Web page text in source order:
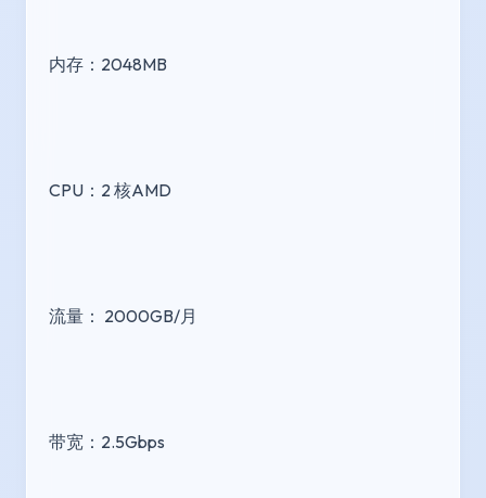
内存：2048MB
CPU：2 核AMD
流量： 2000GB/月
带宽：2.5Gbps